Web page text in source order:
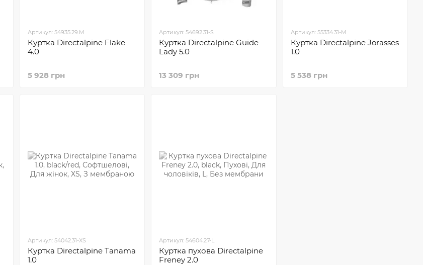
Артикул: 54935.29.M
Куртка Directalpine Flake
4.0
5 928 грн
Артикул: 54692.31-S
Куртка Directalpine Guide
Lady 5.0
13 309 грн
Артикул: 55334.31-M
Куртка Directalpine Jorasses
1.0
5 538 грн
Артикул: 54042.31-XS
Куртка Directalpine Tanama
1.0
Артикул: 54604.27-L
Куртка пухова Directalpine
Freney 2.0